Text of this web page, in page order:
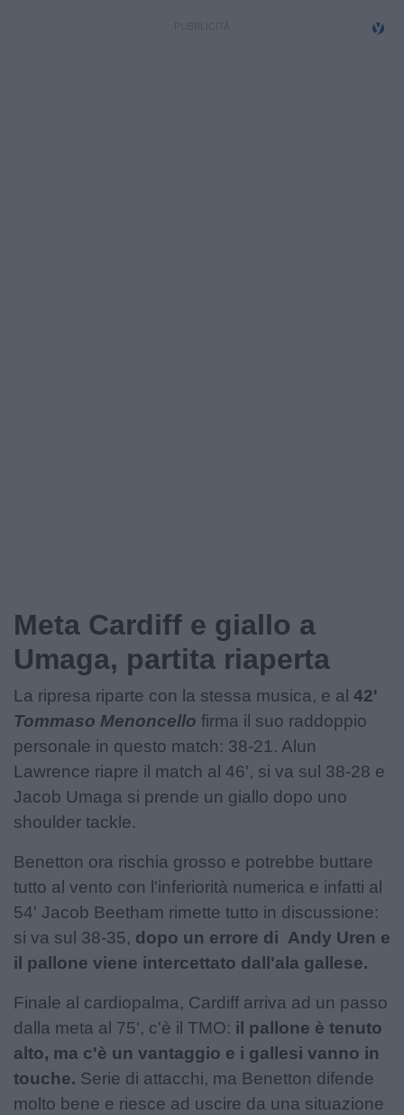
Meta Cardiff e giallo a
Umaga, partita riaperta
La ripresa riparte con la stessa musica, e al 42'
Tommaso Menoncello firma il suo raddoppio
personale in questo match: 38-21. Alun
Lawrence riapre il match al 46', si va sul 38-28 e
Jacob Umaga si prende un giallo dopo uno
shoulder tackle.
Benetton ora rischia grosso e potrebbe buttare
tutto al vento con l'inferiorità numerica e infatti al
54' Jacob Beetham rimette tutto in discussione:
si va sul 38-35, dopo un errore di Andy Uren e
il pallone viene intercettato dall'ala gallese.
Finale al cardiopalma, Cardiff arriva ad un passo
dalla meta al 75', c'è il TMO: il pallone è tenuto
alto, ma c'è un vantaggio e i gallesi vanno in
touche. Serie di attacchi, ma Benetton difende
molto bene e riesce ad uscire da una situazione